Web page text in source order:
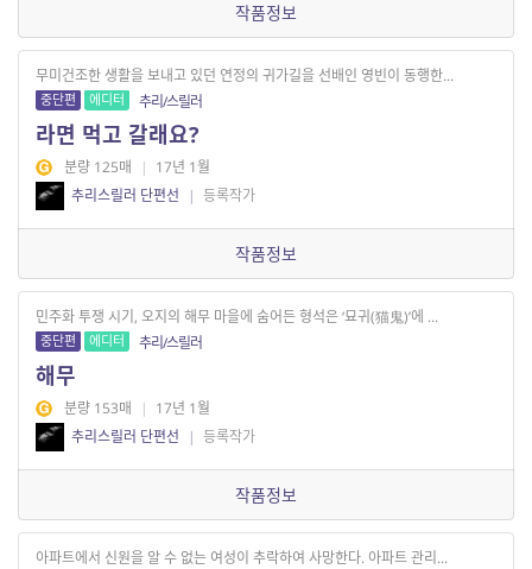
작품정보
무미건조한 생활을 보내고 있던 연정의 귀가길을 선배인 영빈이 동행한...
중단편 에디터 추리/스릴러
라면 먹고 갈래요?
분량 125매 | 17년 1월
추리스릴러 단편선
| 등록작가
작품정보
민주화 투쟁 시기, 오지의 해무 마을에 숨어든 형석은 ‘묘귀(猫鬼)’에 ...
중단편 에디터 추리/스릴러
해무
분량 153매 | 17년 1월
추리스릴러 단편선
| 등록작가
작품정보
아파트에서 신원을 알 수 없는 여성이 추락하여 사망한다. 아파트 관리...